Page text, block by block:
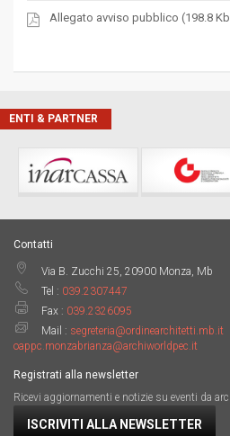
Allegato avviso pubblico (198.8
ENTI & PARTNER
Contatti
Via B. Zucchi 25, 20900 Monza, Mb
Tel : 039.2307447
Fax : 039.2326095
Mail : segreteria@ordinearchitetti.mb.it
oappc.monzabrianza@archiworldpec.it
Registrati alla newsletter
Ricevi aggiornamenti e notizie su eventi da
ISCRIVITI ALLA NEWSLETTER